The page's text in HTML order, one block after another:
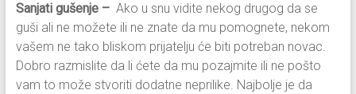
Sanjati gušenje – Ako u snu vidite nekog drugog da se
guši ali ne možete ili ne znate da mu pomognete, nekom
vašem ne tako bliskom prijatelju će biti potreban novac.
Dobro razmislite da li ćete da mu pozajmite ili ne pošto
vam to može stvoriti dodatne neprilike. Najbolje je da